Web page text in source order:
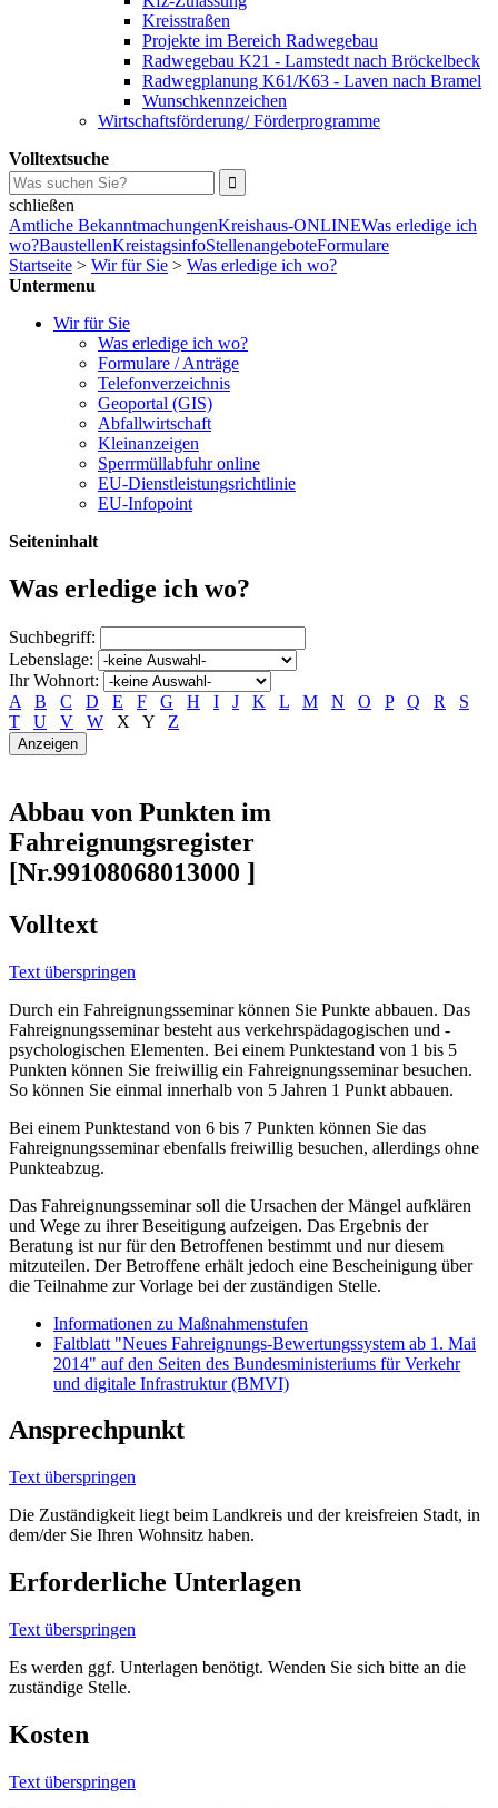
Kreisstraßen
Projekte im Bereich Radwegebau
Radwegebau K21 - Lamstedt nach Bröckelbeck
Radwegplanung K61/K63 - Laven nach Bramel
Wunschkennzeichen
Wirtschaftsförderung/ Förderprogramme
Volltextsuche
schließen
Amtliche BekanntmachungenKreishaus-ONLINEWas erledige ich
wo?BaustellenKreistagsinfoStellenangeboteFormulare
Startseite > Wir für Sie > Was erledige ich wo?
Untermenu
Wir für Sie
Was erledige ich wo?
Formulare / Anträge
Telefonverzeichnis
Geoportal (GIS)
Abfallwirtschaft
Kleinanzeigen
Sperrmüllabfuhr online
EU-Dienstleistungsrichtlinie
EU-Infopoint
Seiteninhalt
Was erledige ich wo?
Suchbegriff:
Lebenslage:
Ihr Wohnort:
A
B C D E F G H I J K L M N O P Q R
S
T
U V W X Y Z
Abbau von Punkten im
Fahreignungsregister
[Nr.99108068013000 ]
Volltext
Text überspringen
Durch ein Fahreignungsseminar können Sie Punkte abbauen. Das
Fahreignungsseminar besteht aus verkehrspädagogischen und -
psychologischen Elementen. Bei einem Punktestand von 1 bis 5
Punkten können Sie freiwillig ein Fahreignungsseminar besuchen.
So können Sie einmal innerhalb von 5 Jahren 1 Punkt abbauen.
Bei einem Punktestand von 6 bis 7 Punkten können Sie das
Fahreignungsseminar ebenfalls freiwillig besuchen, allerdings ohne
Punkteabzug.
Das Fahreignungsseminar soll die Ursachen der Mängel aufklären
und Wege zu ihrer Beseitigung aufzeigen. Das Ergebnis der
Beratung ist nur für den Betroffenen bestimmt und nur diesem
mitzuteilen. Der Betroffene erhält jedoch eine Bescheinigung über
die Teilnahme zur Vorlage bei der zuständigen Stelle.
Informationen zu Maßnahmenstufen
Faltblatt "Neues Fahreignungs-Bewertungssystem ab 1. Mai
2014" auf den Seiten des Bundesministeriums für Verkehr
und digitale Infrastruktur (BMVI)
Ansprechpunkt
Text überspringen
Die Zuständigkeit liegt beim Landkreis und der kreisfreien Stadt, in
dem/der Sie Ihren Wohnsitz haben.
Erforderliche Unterlagen
Text überspringen
Es werden ggf. Unterlagen benötigt. Wenden Sie sich bitte an die
zuständige Stelle.
Kosten
Text überspringen